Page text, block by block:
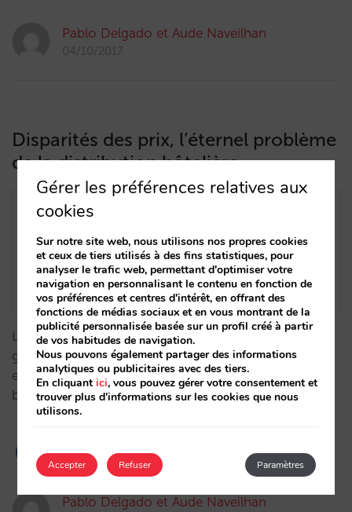
Pablo Delgado et Aude Naveilhan
04/10/2017
Disparités des prix, l’éternel problème
de la distribution hôtelière
Les disparités sont le problème majeur d’un très
grand nombre d’hôtels, et remédier à cette situation
est fondamental pour commencer à élaborer une
bonne stratégie de vente directe.…
Pablo Delgado et Aude Naveilhan
Gérer les préférences relatives aux
cookies
Sur notre site web, nous utilisons nos propres cookies
et ceux de tiers utilisés à des fins statistiques, pour
analyser le trafic web, permettant d'optimiser votre
navigation en personnalisant le contenu en fonction de
vos préférences et centres d'intérêt, en offrant des
fonctions de médias sociaux et en vous montrant de la
publicité personnalisée basée sur un profil créé à partir
de vos habitudes de navigation.
Nous pouvons également partager des informations
analytiques ou publicitaires avec des tiers.
En cliquantici, vous pouvez gérer votre consentement et
trouver plus d'informations sur les cookies que nous
utilisons.
Accepter Paramètres
Refuser